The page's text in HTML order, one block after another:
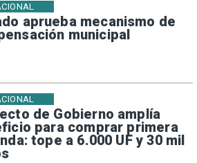
aprueba mecanismo de
municipal
de Gobierno amplía
para comprar primera
tope a 6.000 UF y 30 mil